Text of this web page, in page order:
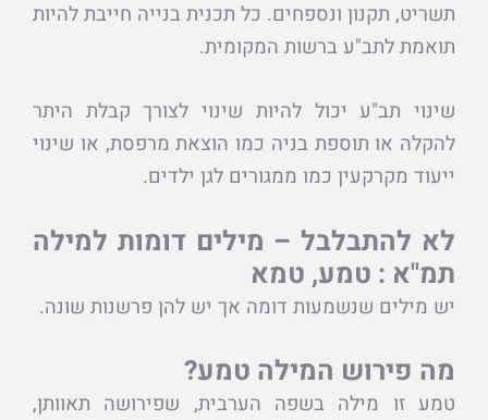
תשריט, תקנון ונספחים. כל תכנית בנייה חייבת להיות
תואמת לתב"ע ברשות המקומית.
שינוי תב"ע יכול להיות שינוי לצורך קבלת היתר
להקלה או תוספת בניה כמו הוצאת מרפסת, או שינוי
ייעוד מקרקעין כמו ממגורים לגן ילדים.
לא להתבלבל – מילים דומות למילה
תמ"א : טמע, טמא
יש מילים שנשמעות דומה אך יש להן פרשנות שונה.
מה פירוש המילה טמע?
טמע זו מילה בשפה הערבית, שפירושה תאוותן,